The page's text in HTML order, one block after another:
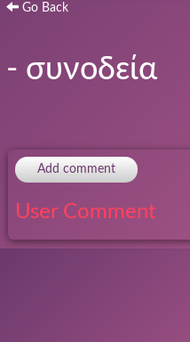
Go Back
- συνοδεία
Add comment
User Comment